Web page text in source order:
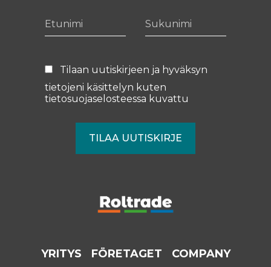
Tilaan uutiskirjeen ja hyväksyn
tietojeni käsittelyn kuten
tietosuojaselosteessa kuvattu
YRITYS FÖRETAGET COMPANY